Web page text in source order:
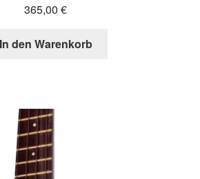
365,00 €
In den Warenkorb